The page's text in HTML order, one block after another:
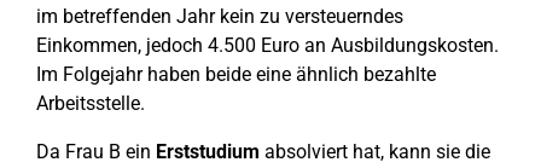
im betreffenden Jahr kein zu versteuerndes
Einkommen, jedoch 4.500 Euro an Ausbildungskosten.
Im Folgejahr haben beide eine ähnlich bezahlte
Arbeitsstelle.
Da Frau B ein Erststudium absolviert hat, kann sie die